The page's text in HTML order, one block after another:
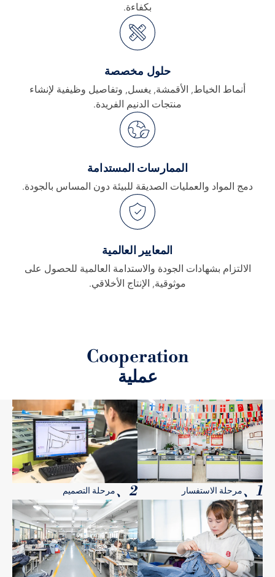
بكفاءة.
حلول مخصصة
أنماط الخياط, الأقمشة, يغسل, وتفاصيل وظيفية لإنشاء
منتجات الدنيم الفريدة.
الممارسات المستدامة
دمج المواد والعمليات الصديقة للبيئة دون المساس بالجودة.
المعايير العالمية
الالتزام بشهادات الجودة والاستدامة العالمية للحصول على
موثوقية, الإنتاج الأخلاقي.
Cooperation
عملية
1、 مرحلة الاستفسار 2、 مرحلة التصميم